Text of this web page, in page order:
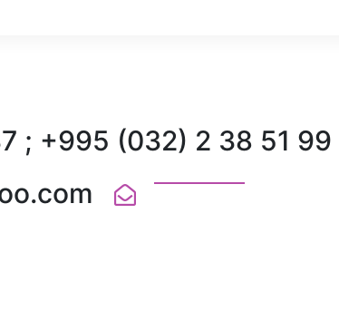
; +995 (032) 2 38 51 99